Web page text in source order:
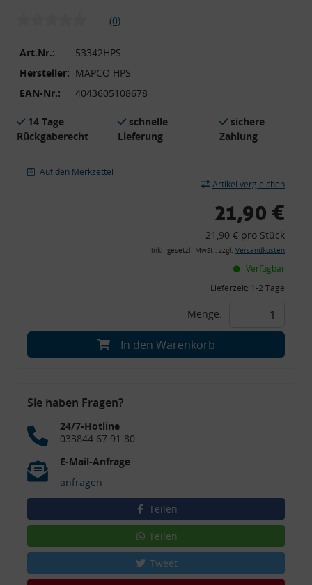
(0)
Art.Nr.:
53342HPS
Hersteller: MAPCO HPS
EAN-Nr.:
4043605108678
14 Tage
Rückgaberecht
schnelle
Lieferung
sichere
Zahlung
Auf den Merkzettel
Artikel vergleichen
21,90 €
21,90 € pro Stück
inkl. gesetzl. MwSt., zzgl. Versandkosten
Verfügbar
Lieferzeit: 1-2 Tage
Menge:
In den Warenkorb
Sie haben Fragen?
24/7-Hotline
033844 67 91 80
E-Mail-Anfrage
anfragen
Teilen
Teilen
Tweet